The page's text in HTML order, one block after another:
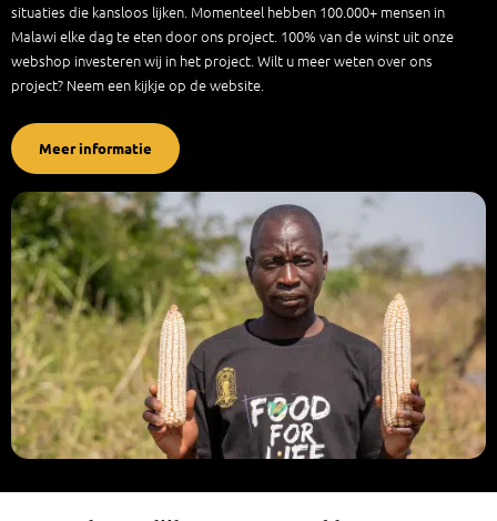
situaties die kansloos lijken. Momenteel hebben 100.000+ mensen in
Malawi elke dag te eten door ons project. 100% van de winst uit onze
webshop investeren wij in het project. Wilt u meer weten over ons
project? Neem een kijkje op de website.
Meer informatie